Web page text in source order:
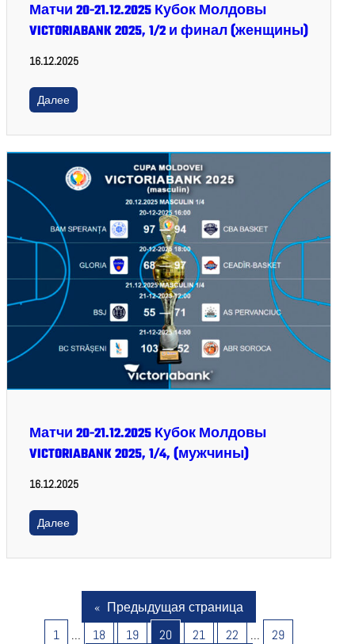
Матчи 20-21.12.2025 Кубок Молдовы
VICTORIABANK 2025, 1/2 и финал (женщины)
16.12.2025
Далее
Матчи 20-21.12.2025 Кубок Молдовы
VICTORIABANK 2025, 1/4, (мужчины)
16.12.2025
Далее
« Предыдущая страница
1
… 18 19 20 21 22 …
29